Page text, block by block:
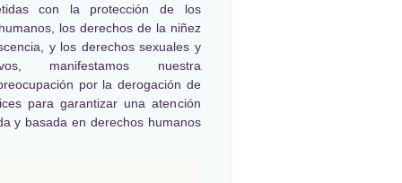
con la protección de los
los derechos de la niñez
y los derechos sexuales y
manifestamos nuestra
por la derogación de
para garantizar una atención
y basada en derechos humanos